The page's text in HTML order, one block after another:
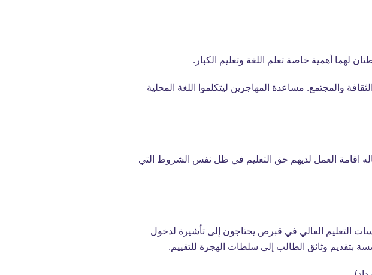
لهما أهمية خاصة تعلم اللغة وتعليم الكبار.
والمجتمع. مساعدة المهاجرين ليتكلموا اللغة المحلية
اقامة العمل لديهم حق التعليم في ظل نفس الشروط التي
التعليم العالي في قبرص يحتاجون إلى تأشيرة لدخول
بتقديم وثائق الطالب إلى سلطات الهجرة للتقييم.